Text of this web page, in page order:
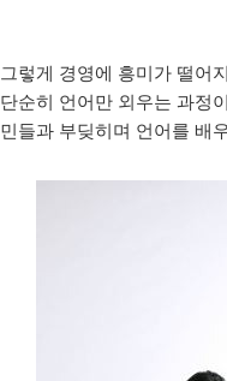
그렇게 경영에 흥미가 떨어
단순히 언어만 외우는 과정
민들과 부딪히며 언어를 배